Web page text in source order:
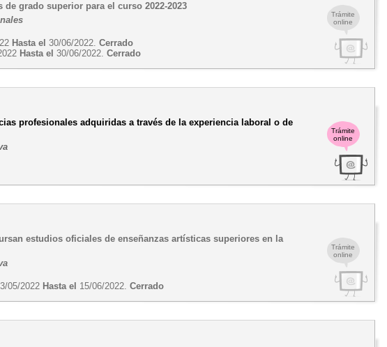
Trámite
online
grado superior para el curso 2022-2023
Hasta el 30/06/2022.Cerrado
Hasta el 30/06/2022.Cerrado
Trámite
online
profesionales adquiridas a través de la experiencia laboral o de
Trámite
online
estudios oficiales de enseñanzas artísticas superiores en la
05/2022 Hasta el 15/06/2022.Cerrado